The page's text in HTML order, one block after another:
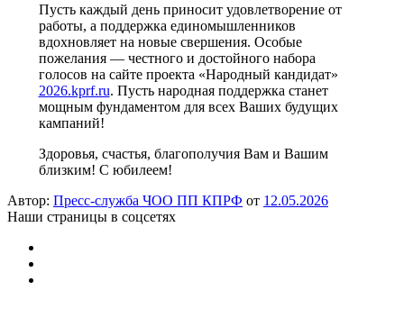
Пусть каждый день приносит удовлетворение от
работы, а поддержка единомышленников
вдохновляет на новые свершения. Особые
пожелания — честного и достойного набора
голосов на сайте проекта «Народный кандидат»
2026.kprf.ru. Пусть народная поддержка станет
мощным фундаментом для всех Ваших будущих
кампаний!
Здоровья, счастья, благополучия Вам и Вашим
близким! С юбилеем!
Автор: Пресс-служба ЧОО ПП КПРФ от 12.05.2026
Наши страницы в соцсетях